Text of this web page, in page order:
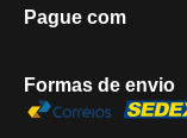
Pague com
Formas de envio